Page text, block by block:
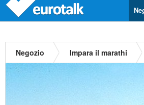
Negozio Impara il marathi